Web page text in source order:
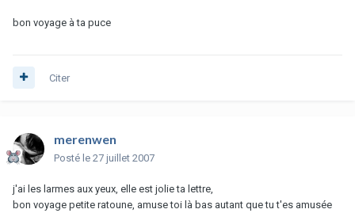
bon voyage à ta puce
Citer
merenwen
Posté le 27 juillet 2007
j'ai les larmes aux yeux, elle est jolie ta lettre,
bon voyage petite ratoune, amuse toi là bas autant que tu t'es amusée